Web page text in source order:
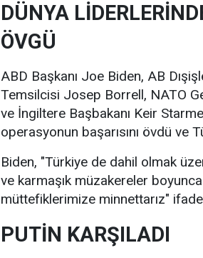
DÜNYA
ÖVGÜ
ABD Başkanı Joe Biden, AB
Temsilcisi Josep Borrell, NATO
ve İngiltere Başbakanı Keir
operasyonun başarısını övdü ve
Biden, "Türkiye de dahil olmak
ve karmaşık müzakereler
müttefiklerimize minnettarız"
PUTİN KARŞILADI